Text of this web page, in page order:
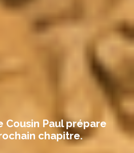
Cousin Paul prépare
chapitre.